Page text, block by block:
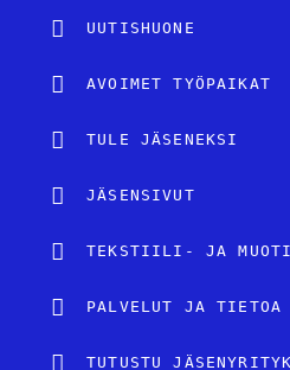
UUTISHUONE
AVOIMET TYÖPAIKAT
TULE JÄSENEKSI
JÄSENSIVUT
TEKSTIILI- JA
PALVELUT JA
TUTUSTU